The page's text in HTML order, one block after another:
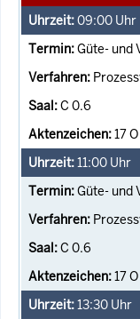
09:00 Uhr
Güte- und
C 0.6
17
11:00 Uhr
Güte- und
C 0.6
17
13:30 Uhr